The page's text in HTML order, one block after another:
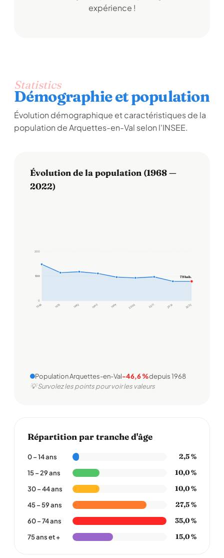
expérience !
Statistics
Démographie et population
Évolution démographique et caractéristiques de la
population de Arquettes-en-Val selon l'INSEE.
Évolution de la population (1968 —
2022)
0
100
100
200
1968 1975 1982 1990 1999 2006 2011 2016 2022
79 hab.
Population Arquettes-en-Val-46,6 %depuis 1968
💡 Survolez les points pour voir les valeurs
Répartition par tranche d'âge
0 – 14 ans 2,5 %
15 – 29 ans 10,0 %
30 – 44 ans 10,0 %
45 – 59 ans 27,5 %
60 – 74 ans 35,0 %
75 ans et + 15,0 %